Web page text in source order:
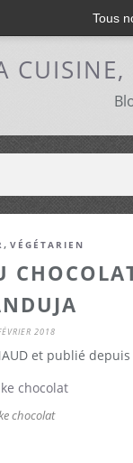
Tous
, VÉGÉTARIEN
2018
et publié
chocolat